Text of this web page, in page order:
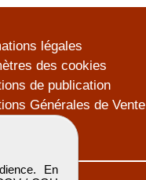
En
légales
des cookies
de publication
Générales de Vente